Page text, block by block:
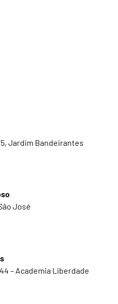
Jardim Bandeirantes
José
– Academia Liberdade